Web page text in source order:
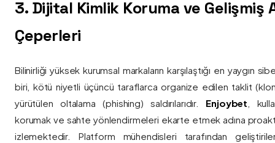
3. Dijital Kimlik Koruma ve Gelişmiş
Çeperleri
Bilinirliği yüksek kurumsal markaların karşılaştığı en yaygın
biri, kötü niyetli üçüncü taraflarca organize edilen taklit
yürütülen oltalama (phishing) saldırılarıdır. Enjoybet ,
korumak ve sahte yönlendirmeleri ekarte etmek adına
izlemektedir. Platform mühendisleri tarafından